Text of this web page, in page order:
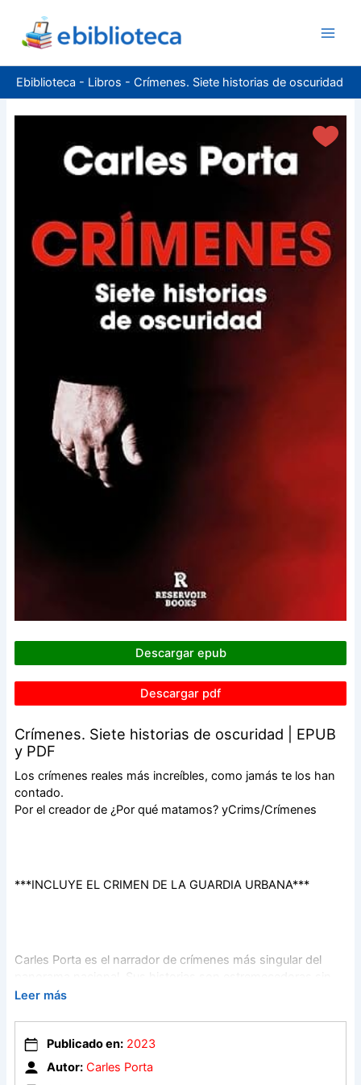
contenido
Ebiblioteca - Libros - Crímenes. Siete historias de oscuridad
Descargar epub
Descargar pdf
Crímenes. Siete historias de oscuridad | EPUB
y PDF
Los crímenes reales más increíbles, como jamás te los han
contado.
Por el creador de ¿Por qué matamos? yCrims/Crímenes
***INCLUYE EL CRIMEN DE LA GUARDIA URBANA***
Carles Porta es el narrador de crímenes más singular del
amarillismo, frías pero delicadas, apasionantes sin caer en lo
éxito de su autor.
Leer más
Publicado en: 2023
Autor: Carles Porta